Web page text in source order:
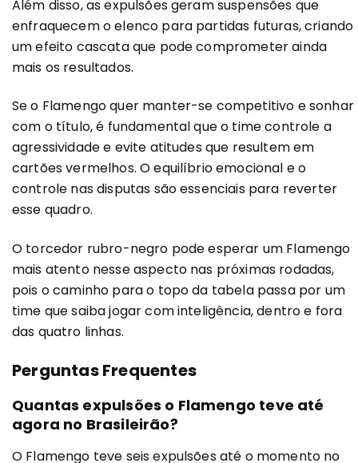
Além disso, as expulsões geram suspensões que
enfraquecem o elenco para partidas futuras, criando
um efeito cascata que pode comprometer ainda
mais os resultados.
Se o Flamengo quer manter-se competitivo e sonhar
com o título, é fundamental que o time controle a
agressividade e evite atitudes que resultem em
cartões vermelhos. O equilíbrio emocional e o
controle nas disputas são essenciais para reverter
esse quadro.
O torcedor rubro-negro pode esperar um Flamengo
mais atento nesse aspecto nas próximas rodadas,
pois o caminho para o topo da tabela passa por um
time que saiba jogar com inteligência, dentro e fora
das quatro linhas.
Perguntas Frequentes
Quantas expulsões o Flamengo teve até
agora no Brasileirão?
O Flamengo teve seis expulsões até o momento no